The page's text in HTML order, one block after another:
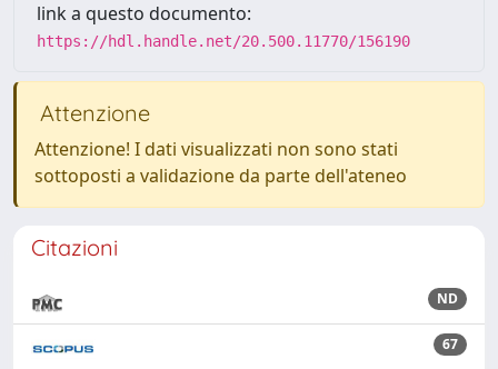
link a questo documento:
https://hdl.handle.net/20.500.11770/156190
Attenzione
Attenzione! I dati visualizzati non sono stati
sottoposti a validazione da parte dell'ateneo
Citazioni
ND
67